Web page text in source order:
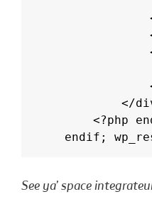
</
<?php
endif;
See ya’ space